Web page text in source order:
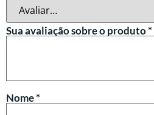
Sua avaliação sobre o produto*
Nome*